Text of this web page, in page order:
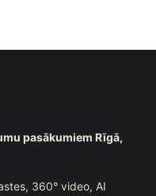
pasākumiem Rīgā,
360° video, AI